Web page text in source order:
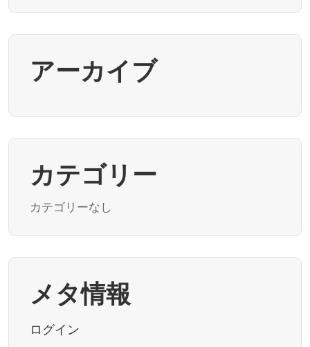
アーカイブ
カテゴリー
カテゴリーなし
メタ情報
ログイン